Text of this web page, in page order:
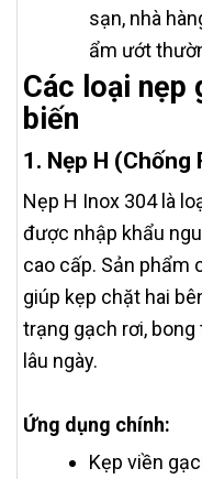
sạn, nhà
ẩm ướt
Các loại nẹp
biến
1. Nẹp H
Nẹp H Inox 304 là
được nhập khẩu
cao cấp. Sản phẩm
giúp kẹp chặt hai
trạng gạch rơi,
lâu ngày.
Ứng dụng chính:
Kẹp viền